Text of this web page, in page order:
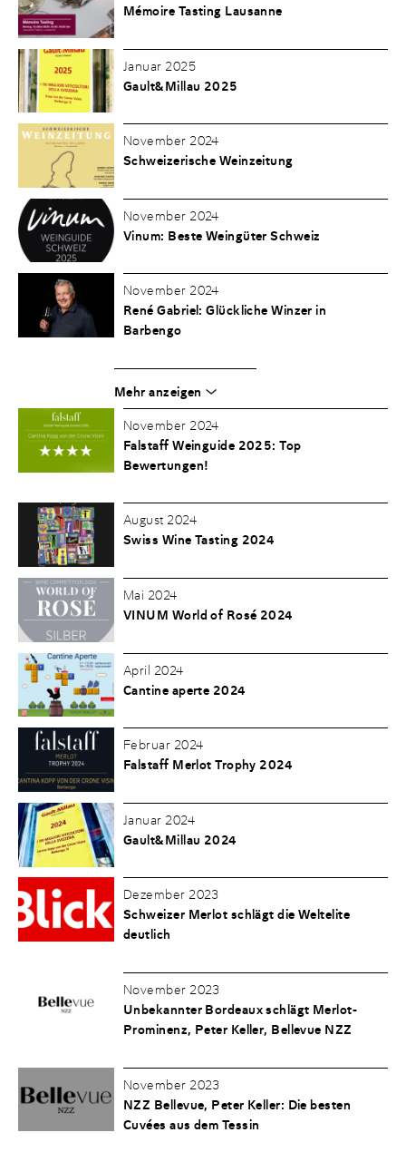
Mémoire Tasting Lausanne
Januar 2025
Gault&Millau 2025
November 2024
Schweizerische Weinzeitung
November 2024
Vinum: Beste Weingüter Schweiz
November 2024
René Gabriel: Glückliche Winzer in
Barbengo
Mehr anzeigen
November 2024
Falstaff Weinguide 2025: Top
Bewertungen!
August 2024
Swiss Wine Tasting 2024
Mai 2024
VINUM World of Rosé 2024
April 2024
Cantine aperte 2024
Februar 2024
Falstaff Merlot Trophy 2024
Januar 2024
Gault&Millau 2024
Dezember 2023
Schweizer Merlot schlägt die Weltelite
deutlich
November 2023
Unbekannter Bordeaux schlägt Merlot-
Prominenz, Peter Keller, Bellevue NZZ
November 2023
NZZ Bellevue, Peter Keller: Die besten
Cuvées aus dem Tessin